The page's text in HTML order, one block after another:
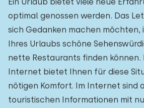
optimal genossen werden. Das
sich Gedanken machen möchten,
Ihres Urlaubs schöne
nette Restaurants finden können.
Internet bietet Ihnen für diese
nötigen Komfort. Im Internet sind
touristischen Informationen mit